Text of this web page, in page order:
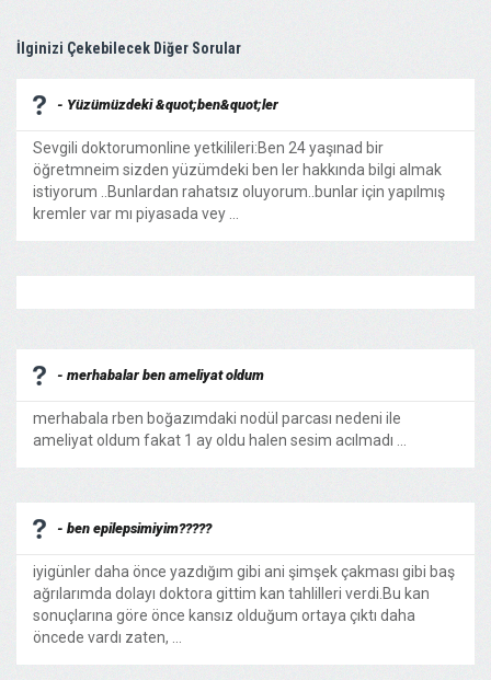
İlginizi Çekebilecek Diğer Sorular
- Yüzümüzdeki &quot;ben&quot;ler
Sevgili doktorumonline yetkilileri:Ben 24 yaşınad bir
öğretmneim sizden yüzümdeki ben ler hakkında bilgi almak
istiyorum ..Bunlardan rahatsız oluyorum..bunlar için yapılmış
kremler var mı piyasada vey ...
- merhabalar ben ameliyat oldum
merhabala rben boğazımdaki nodül parcası nedeni ile
ameliyat oldum fakat 1 ay oldu halen sesim acılmadı ...
- ben epilepsimiyim?????
iyigünler daha önce yazdığım gibi ani şimşek çakması gibi baş
ağrılarımda dolayı doktora gittim kan tahlilleri verdi.Bu kan
sonuçlarına göre önce kansız olduğum ortaya çıktı daha
öncede vardı zaten, ...